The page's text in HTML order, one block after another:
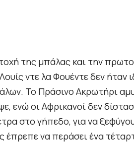
της μπάλας και την
ντε λα Φουέντε δεν ήταν
Το Πράσινο Ακρωτήρι
ενώ οι Αφρικανοί δεν
στο γήπεδο, για να
έπρεπε να περάσει ένα